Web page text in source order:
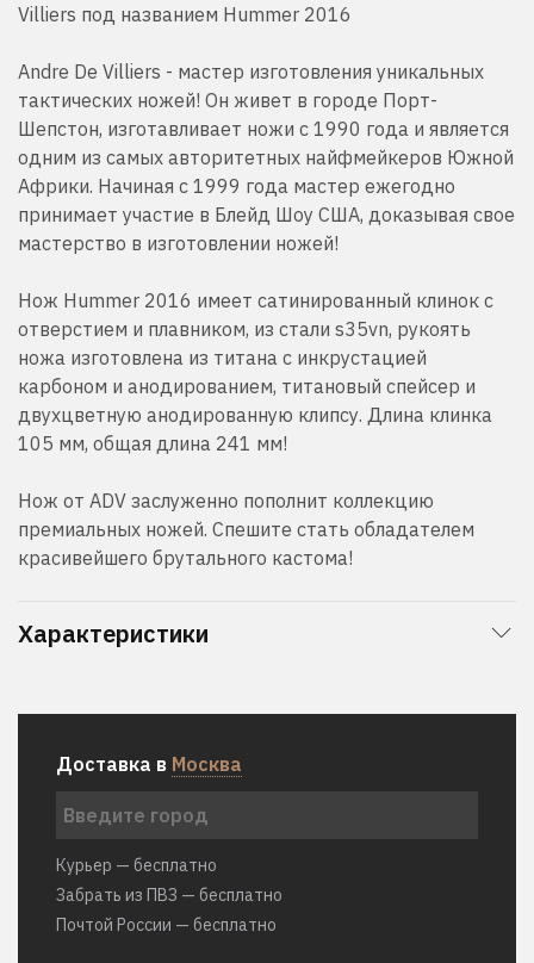
Villiers под названием Hummer 2016
Andre De Villiers - мастер изготовления уникальных
тактических ножей! Он живет в городе Порт-
Шепстон, изготавливает ножи с 1990 года и является
одним из самых авторитетных найфмейкеров Южной
Африки. Начиная с 1999 года мастер ежегодно
принимает участие в Блейд Шоу США, доказывая свое
мастерство в изготовлении ножей!
Нож Hummer 2016 имеет сатинированный клинок с
отверстием и плавником, из стали s35vn, рукоять
ножа изготовлена из титана с инкрустацией
карбоном и анодированием, титановый спейсер и
двухцветную анодированную клипсу. Длина клинка
105 мм, общая длина 241 мм!
Нож от ADV заслуженно пополнит коллекцию
премиальных ножей. Спешите стать обладателем
красивейшего брутального кастома!
Характеристики
Доставка в Москва
Курьер — бесплатно
Забрать из ПВЗ — бесплатно
Почтой России — бесплатно